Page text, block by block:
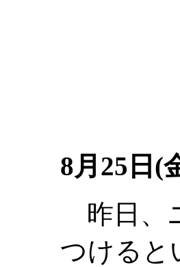
8月25日
昨日、
つけると